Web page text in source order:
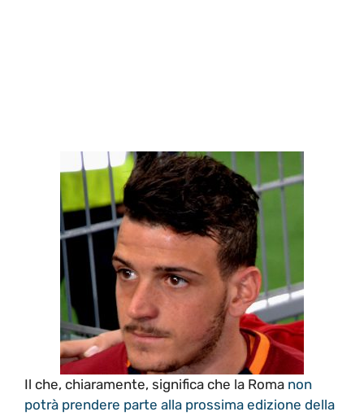
Il che, chiaramente, significa che la Roma non
potrà prendere parte alla prossima edizione della